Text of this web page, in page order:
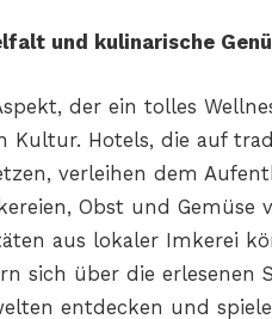
und kulinarische
der ein tolles
Kultur. Hotels, die auf
verleihen dem
Obst und Gemüse
aus lokaler Imkerei
sich über die erlesenen
entdecken und